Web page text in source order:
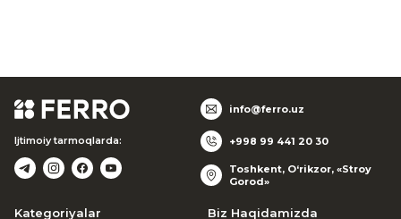
Ijtimoiy tarmoqlarda:
info@ferro.uz
+998 99 441 20 30
Toshkent, O‘rikzor, «Stroy
Gorod»
Kategoriyalar Biz Haqidamizda